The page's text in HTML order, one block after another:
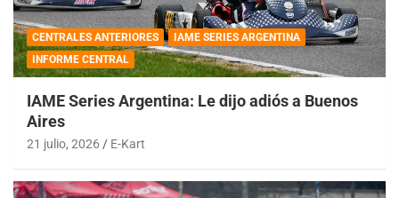
CENTRALES ANTERIORES
IAME SERIES ARGENTINA
INFORME CENTRAL
IAME Series Argentina: Le dijo adiós a Buenos
Aires
21 julio, 2026 E-Kart